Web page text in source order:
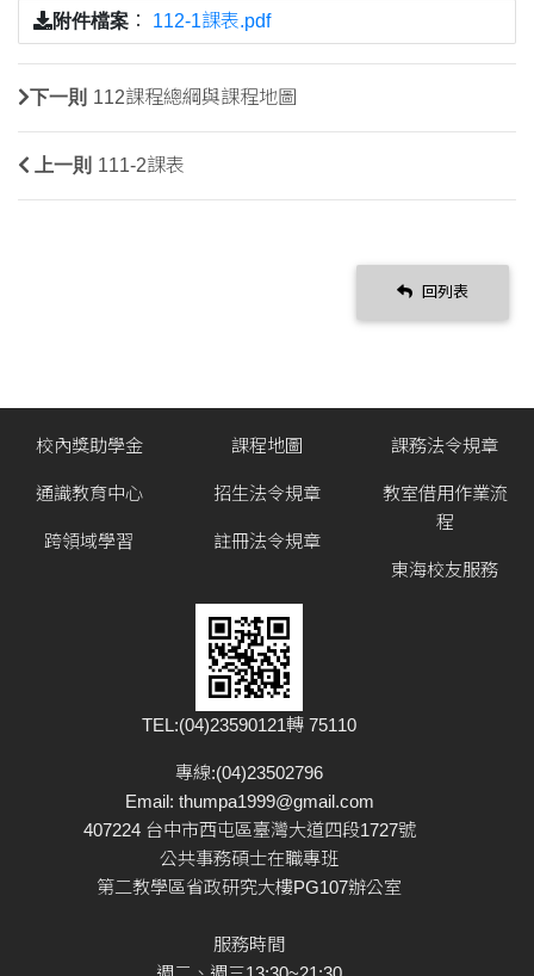
附件檔案 ： 112-1課表.pdf
下一則 112課程總綱與課程地圖
上一則 111-2課表
回列表
校內獎助學金
通識教育中心
跨領域學習
課程地圖
招生法令規章
註冊法令規章
課務法令規章
教室借用作業流
程
東海校友服務
TEL:(04)23590121轉 75110
專線:(04)23502796
Email: thumpa1999@gmail.com
407224 台中市西屯區臺灣大道四段1727號
公共事務碩士在職專班
第二教學區省政研究大樓PG107辦公室
服務時間